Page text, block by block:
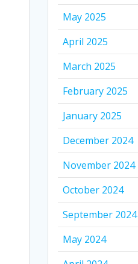
May 2025
April 2025
March 2025
February 2025
January 2025
December 2024
November 2024
October 2024
September 2024
May 2024